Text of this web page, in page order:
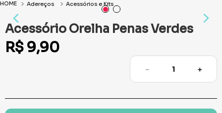
Adereços Acessórios e Kits
Acessório Orelha Penas Verdes
R$ 9,90
＋
－